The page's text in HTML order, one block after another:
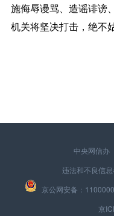
施侮辱谩骂、造谣诽谤
机关将坚决打击，绝不
中央网信办
违法和不良信
京公网安备：
京